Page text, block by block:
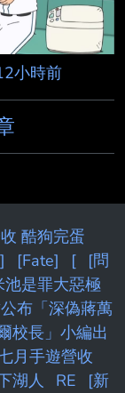
狀況和技術都
在一軍登場，
小時前
酷狗完蛋
[Fate] [
[問
池是罪大惡極
布「深偽蔣萬
校長」小編出
月手遊營收
湖人 RE
[新